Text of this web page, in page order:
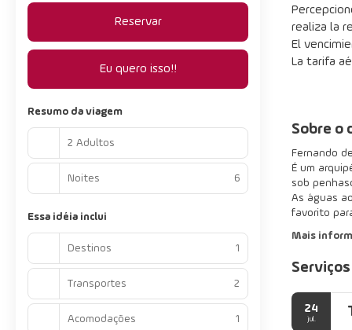
realiza la
El
La tarifa
Sobre o
Fernando
É um
sob
As águas
favorito
Mais
24
jul.
Reservar
Eu quero isso!!
Resumo da viagem
2 Adultos
Noites 6
Essa idéia inclui
Destinos 1
Transportes 2
Acomodações 1